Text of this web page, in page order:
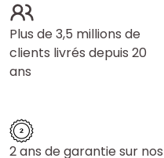
Plus de 3,5 millions de
clients livrés depuis 20
ans
2 ans de garantie sur nos